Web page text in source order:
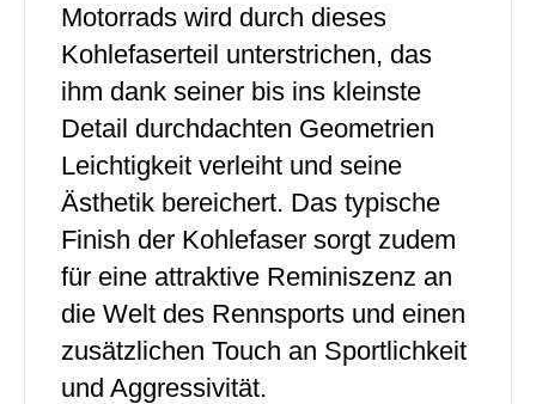
Motorrads wird durch dieses
Kohlefaserteil unterstrichen, das
ihm dank seiner bis ins kleinste
Detail durchdachten Geometrien
Leichtigkeit verleiht und seine
Ästhetik bereichert. Das typische
Finish der Kohlefaser sorgt zudem
für eine attraktive Reminiszenz an
die Welt des Rennsports und einen
zusätzlichen Touch an Sportlichkeit
und Aggressivität.